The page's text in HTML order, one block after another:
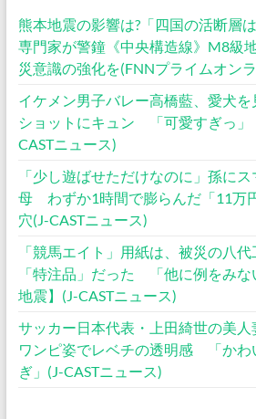
熊本地震の影響は?「四国の活断層
専門家が警鐘《中央構造線》M8
災意識の強化を(FNNプライムオン
イケメン男子バレー高橋藍、愛犬
ショットにキュン 「可愛すぎっ」
CASTニュース)
「少し遊ばせただけなのに」孫に
母 わずか1時間で膨らんだ「11万
穴(J-CASTニュース)
「競馬エイト」用紙は、被災の八
「特注品」だった 「他に例をみ
地震】(J-CASTニュース)
サッカー日本代表・上田綺世の美
ワンピ姿でレベチの透明感 「かわ
ぎ」(J-CASTニュース)